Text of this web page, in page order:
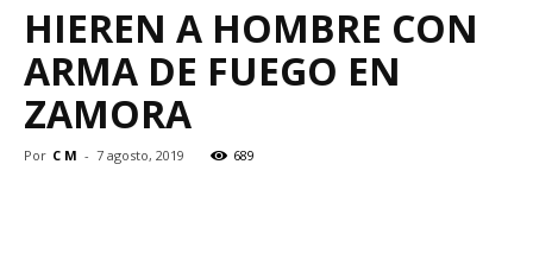
HIEREN A HOMBRE CON
ARMA DE FUEGO EN
ZAMORA
Por C M - 7 agosto, 2019 689